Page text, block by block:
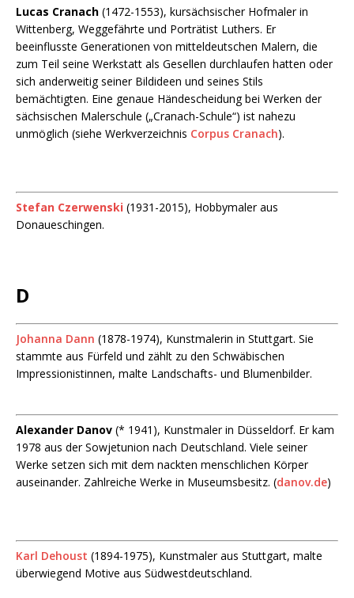
Lucas Cranach (1472-1553), kursächsischer Hofmaler in
Wittenberg, Weggefährte und Porträtist Luthers. Er
beeinflusste Generationen von mitteldeutschen Malern, die
zum Teil seine Werkstatt als Gesellen durchlaufen hatten oder
sich anderweitig seiner Bildideen und seines Stils
bemächtigten. Eine genaue Händescheidung bei Werken der
sächsischen Malerschule („Cranach-Schule“) ist nahezu
unmöglich (siehe Werkverzeichnis Corpus Cranach).
Stefan Czerwenski (1931-2015), Hobbymaler aus
Donaueschingen.
D
Johanna Dann (1878-1974), Kunstmalerin in Stuttgart. Sie
stammte aus Fürfeld und zählt zu den Schwäbischen
Impressionistinnen, malte Landschafts- und Blumenbilder.
Alexander Danov (* 1941), Kunstmaler in Düsseldorf. Er kam
1978 aus der Sowjetunion nach Deutschland. Viele seiner
Werke setzen sich mit dem nackten menschlichen Körper
auseinander. Zahlreiche Werke in Museumsbesitz. (danov.de)
Karl Dehoust (1894-1975), Kunstmaler aus Stuttgart, malte
überwiegend Motive aus Südwestdeutschland.